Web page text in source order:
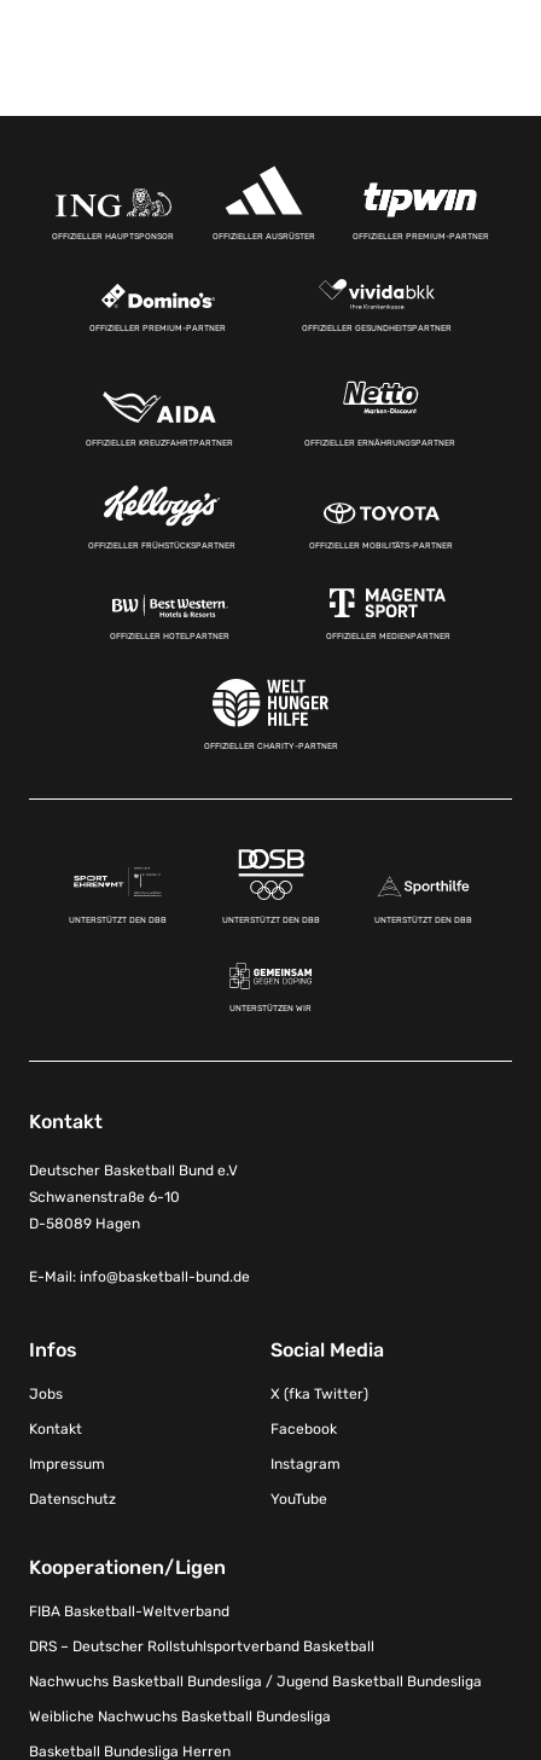
OFFIZIELLER HAUPTSPONSOR OFFIZIELLER AUSRÜSTER OFFIZIELLER PREMIUM-PARTNER
OFFIZIELLER PREMIUM-PARTNER OFFIZIELLER GESUNDHEITSPARTNER
OFFIZIELLER KREUZFAHRTPARTNER OFFIZIELLER ERNÄHRUNGSPARTNER
OFFIZIELLER FRÜHSTÜCKSPARTNER OFFIZIELLER MOBILITÄTS-PARTNER
OFFIZIELLER HOTELPARTNER OFFIZIELLER MEDIENPARTNER
OFFIZIELLER CHARITY-PARTNER
UNTERSTÜTZT DEN DBB UNTERSTÜTZT DEN DBB UNTERSTÜTZT DEN DBB
UNTERSTÜTZEN WIR
Kontakt
Deutscher Basketball Bund e.V
Schwanenstraße 6-10
D-58089 Hagen
E-Mail: info@basketball-bund.de
Infos
Jobs
Kontakt
Impressum
Datenschutz
Social Media
X (fka Twitter)
Facebook
Instagram
YouTube
Kooperationen/Ligen
FIBA Basketball-Weltverband
DRS – Deutscher Rollstuhlsportverband Basketball
Nachwuchs Basketball Bundesliga / Jugend Basketball Bundesliga
Weibliche Nachwuchs Basketball Bundesliga
Basketball Bundesliga Herren